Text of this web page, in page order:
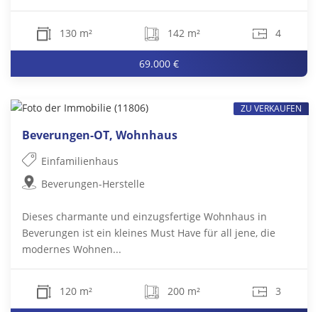
130 m² 142 m² 4
69.000 €
Beverungen-OT, Wohnhaus
Einfamilienhaus
Beverungen-Herstelle
Dieses charmante und einzugsfertige Wohnhaus in
Beverungen ist ein kleines Must Have für all jene, die
modernes Wohnen...
120 m² 200 m² 3
ZU VERKAUFEN